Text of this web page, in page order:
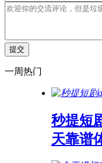
一周热门
秒提短
天靠谱